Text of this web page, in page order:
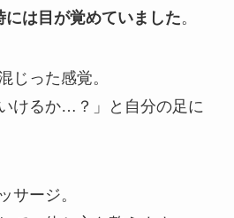
には目が覚めていました。
じった感覚。
けるか…？」と自分の足に
サージ。